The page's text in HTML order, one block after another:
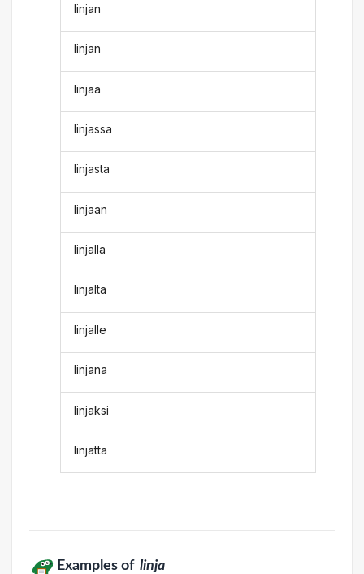
linjan
linjan
linjaa
linjassa
linjasta
linjaan
linjalla
linjalta
linjalle
linjana
linjaksi
linjatta
Examples of linja